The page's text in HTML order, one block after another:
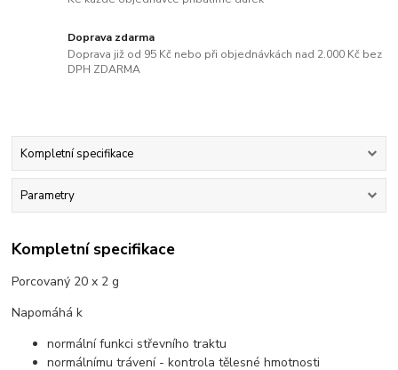
Doprava zdarma
Doprava již od 95 Kč nebo při objednávkách nad 2.000 Kč bez
DPH ZDARMA
Kompletní specifikace
Parametry
Kompletní specifikace
Porcovaný 20 x 2 g
Napomáhá k
normální funkci střevního traktu
normálnímu trávení - kontrola tělesné hmotnosti